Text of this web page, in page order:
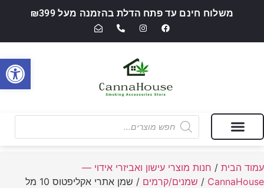
משלוח חינם עד פתח הדלת בהזמנה מעל ₪399
עמוד הבית / חנות מוצרי עישון ואביזרי אידוי —
CannaHouse
/ שמנים/קרמים / שמן אתרי אקליפטוס 10 מל
פתח